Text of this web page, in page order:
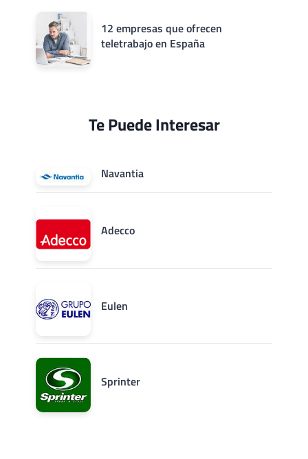
12 empresas que ofrecen
teletrabajo en España
Te Puede Interesar
Navantia
Adecco
Eulen
Sprinter